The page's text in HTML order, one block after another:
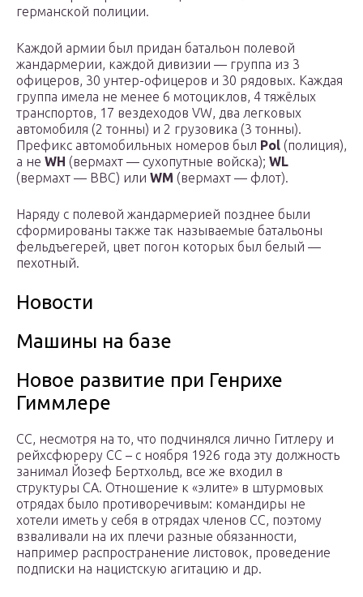
германской полиции.
Каждой армии был придан батальон полевой
жандармерии, каждой дивизии — группа из 3
офицеров, 30 унтер-офицеров и 30 рядовых. Каждая
группа имела не менее 6 мотоциклов, 4 тяжёлых
транспортов, 17 вездеходов VW, два легковых
автомобиля (2 тонны) и 2 грузовика (3 тонны).
Префикс автомобильных номеров был Pol (полиция),
а не WH (вермахт — сухопутные войска); WL
(вермахт — ВВС) или WM (вермахт — флот).
Наряду с полевой жандармерией позднее были
сформированы также так называемые батальоны
фельдъегерей, цвет погон которых был белый —
пехотный.
Новости
Машины на базе
Новое развитие при Генрихе
Гиммлере
СС, несмотря на то, что подчинялся лично Гитлеру и
рейхсфюреру СС – с ноября 1926 года эту должность
занимал Йозеф Бертхольд, все же входил в
структуры СА. Отношение к «элите» в штурмовых
отрядах было противоречивым: командиры не
хотели иметь у себя в отрядах членов СС, поэтому
взваливали на их плечи разные обязанности,
например распространение листовок, проведение
подписки на нацистскую агитацию и др.